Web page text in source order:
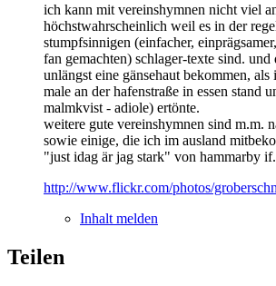
ich kann mit vereinshymnen nicht viel
höchstwahrscheinlich weil es in der
stumpfsinnigen (einfacher,
fan gemachten) schlager-texte sind. und
unlängst eine gänsehaut bekommen,
male an der hafenstraße in essen stand
malmkvist - adiole) ertönte.
weitere gute vereinshymnen sind m.m.
sowie einige, die ich im ausland
"just idag är jag stark" von hammarby if.
http://www.flickr.com/photos/
Inhalt melden
Teilen